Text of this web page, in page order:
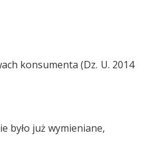
konsumenta (Dz. U. 2014
było już wymieniane,